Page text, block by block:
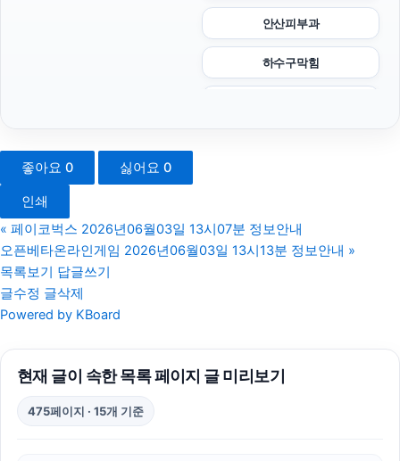
안산피부과
하수구막힘
대구이혼전문변호사
동탄임플란트
좋아요 0 싫어요 0
인쇄
« 페이코벅스 2026년06월03일 13시07분 정보안내
오픈베타온라인게임 2026년06월03일 13시13분 정보안내 »
목록보기 답글쓰기
글수정 글삭제
Powered by KBoard
현재 글이 속한 목록 페이지 글 미리보기
475페이지 · 15개 기준